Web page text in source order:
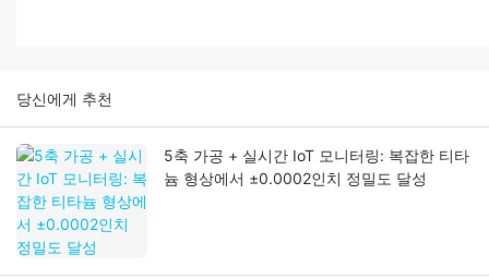
당신에게 추천
5축 가공 + 실시간 IoT 모니터링: 복잡한 티타
늄 형상에서 ±0.0002인치 정밀도 달성